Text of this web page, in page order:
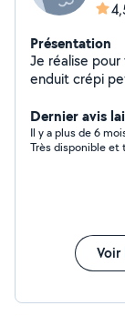
Présentation
Je réalise pour
enduit crépi
Dernier avis
Il y a plus de 6
Très disponible et